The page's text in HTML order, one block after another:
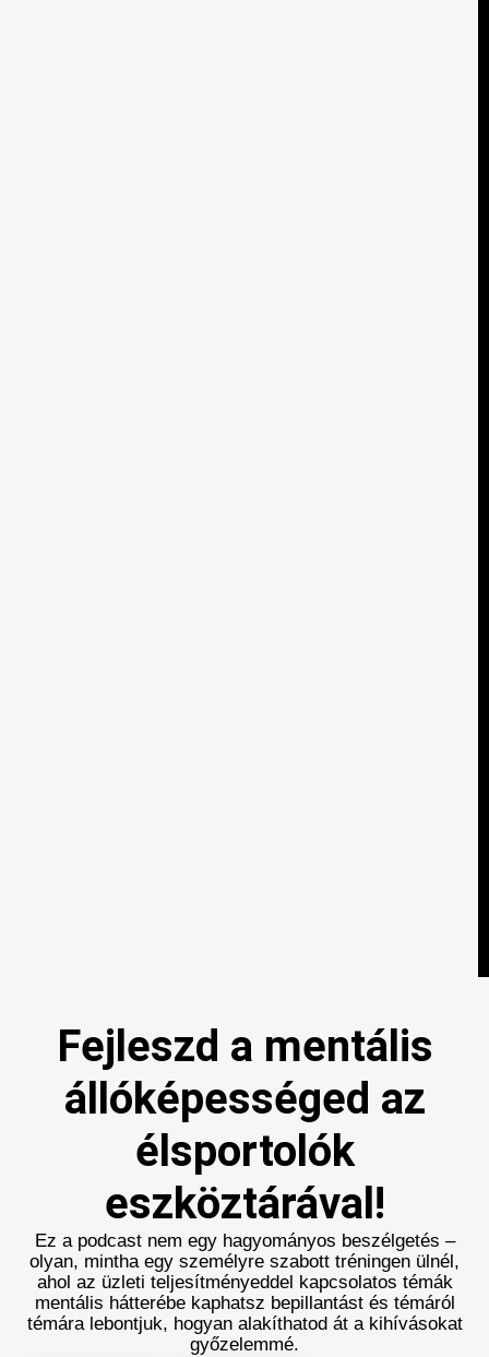
Fejleszd a mentális
állóképességed az
élsportolók
eszköztárával!
Ez a podcast nem egy hagyományos beszélgetés –
olyan, mintha egy személyre szabott tréningen ülnél,
ahol az üzleti teljesítményeddel kapcsolatos témák
mentális hátterébe kaphatsz bepillantást és témáról
témára lebontjuk, hogyan alakíthatod át a kihívásokat
győzelemmé.